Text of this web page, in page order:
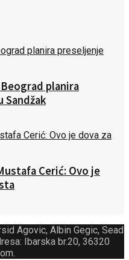
planira
Sandžak
Cerić: Ovo je
Agovic, Albin Gegic, Sead
Ibarska br.20, 36320
.